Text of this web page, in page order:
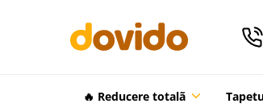
🔥 Reducere totalã